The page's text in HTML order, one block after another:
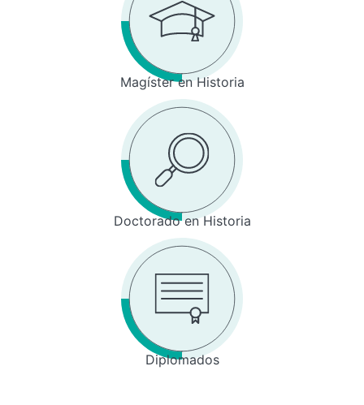
Magíster en Historia
Doctorado en Historia
Diplomados